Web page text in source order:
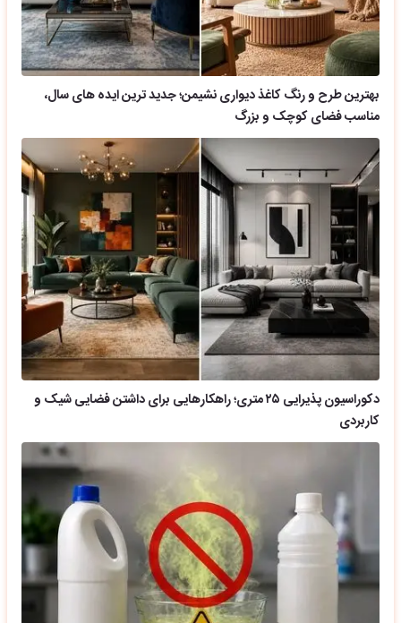
بهترین طرح و رنگ کاغذ دیواری نشیمن؛ جدید ترین ایده های سال،
مناسب فضای کوچک و بزرگ
دکوراسیون پذیرایی ۲۵ متری؛ راهکارهایی برای داشتن فضایی شیک و
کاربردی